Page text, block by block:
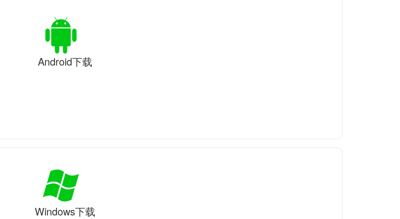
Android下载
Windows下载